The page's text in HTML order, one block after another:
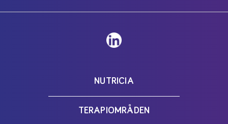
NUTRICIA
TERAPIOMRÅDEN